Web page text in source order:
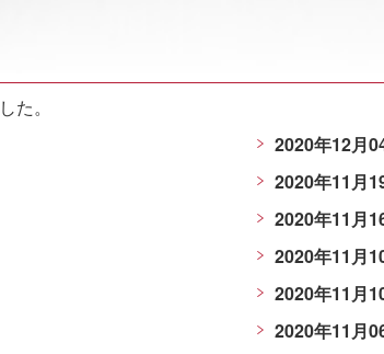
た。
2020年12月
2020年11月
2020年11月
2020年11月
2020年11月
2020年11月